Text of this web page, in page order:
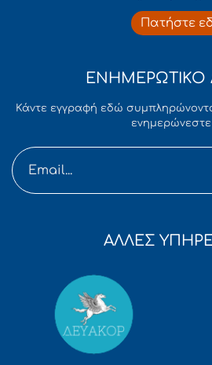
Πατήστε
ΕΝΗΜΕΡΩΤΙΚΟ
Κάντε εγγραφή εδώ
ΑΛΛΕΣ